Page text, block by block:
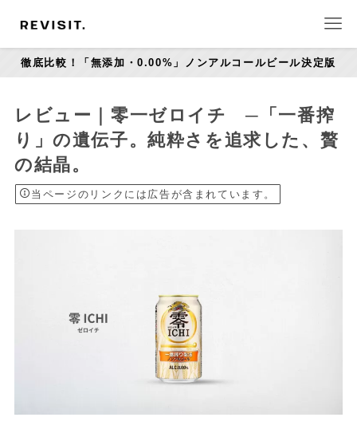
徹底比較！「無添加・0.00%」ノンアルコールビール決定版
レビュー｜零一ゼロイチ ─「一番搾
り」の遺伝子。純粋さを追求した、贅
の結晶。
当ページのリンクには広告が含まれています。